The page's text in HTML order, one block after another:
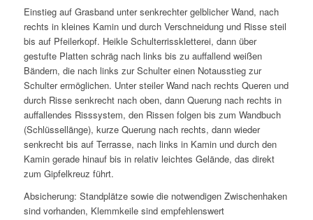
Einstieg auf Grasband unter senkrechter gelblicher Wand, nach
rechts in kleines Kamin und durch Verschneidung und Risse steil
bis auf Pfeilerkopf. Heikle Schulterrisskletterei, dann über
gestufte Platten schräg nach links bis zu auffallend weißen
Bändern, die nach links zur Schulter einen Notausstieg zur
Schulter ermöglichen. Unter steiler Wand nach rechts Queren und
durch Risse senkrecht nach oben, dann Querung nach rechts in
auffallendes Risssystem, den Rissen folgen bis zum Wandbuch
(Schlüssellänge), kurze Querung nach rechts, dann wieder
senkrecht bis auf Terrasse, nach links in Kamin und durch den
Kamin gerade hinauf bis in relativ leichtes Gelände, das direkt
zum Gipfelkreuz führt.
Absicherung: Standplätze sowie die notwendigen Zwischenhaken
sind vorhanden, Klemmkeile sind empfehlenswert